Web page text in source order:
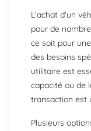
L'achat d'un
pour de
ce soit pour
des besoins
utilitaire est
capacité ou de
transaction est
Plusieurs